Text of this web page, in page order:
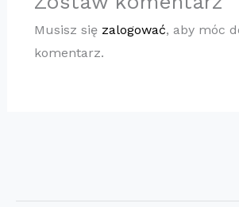
Musisz się zalogować, aby móc
komentarz.